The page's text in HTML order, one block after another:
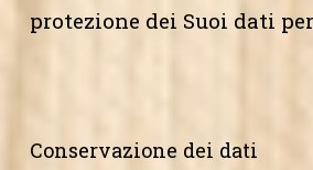
protezione dei Suoi dati
Conservazione dei dati